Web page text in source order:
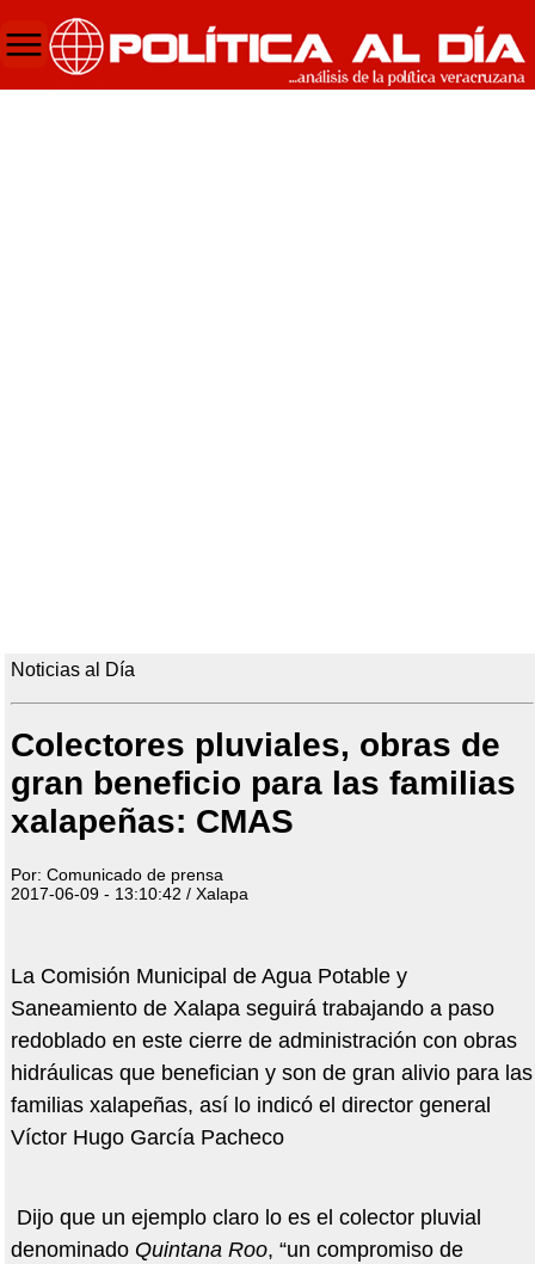
Noticias al Día
Colectores pluviales, obras de
gran beneficio para las familias
xalapeñas: CMAS
Por: Comunicado de prensa
2017-06-09 - 13:10:42 / Xalapa
La Comisión Municipal de Agua Potable y
Saneamiento de Xalapa seguirá trabajando a paso
redoblado en este cierre de administración con obras
hidráulicas que benefician y son de gran alivio para las
familias xalapeñas, así lo indicó el director general
Víctor Hugo García Pacheco
Dijo que un ejemplo claro lo es el colector pluvial
denominado Quintana Roo, “un compromiso de